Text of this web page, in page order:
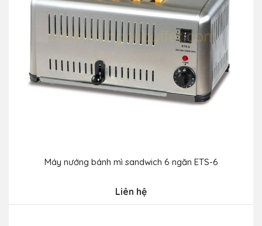
Máy nướng bánh mì sandwich 6 ngăn ETS-6
Liên hệ